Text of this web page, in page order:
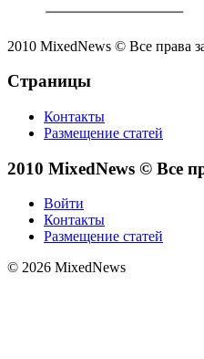
2010 MixedNews © Все права
Страницы
Контакты
Размещение статей
2010 MixedNews © Все
Войти
Контакты
Размещение статей
© 2026 MixedNews